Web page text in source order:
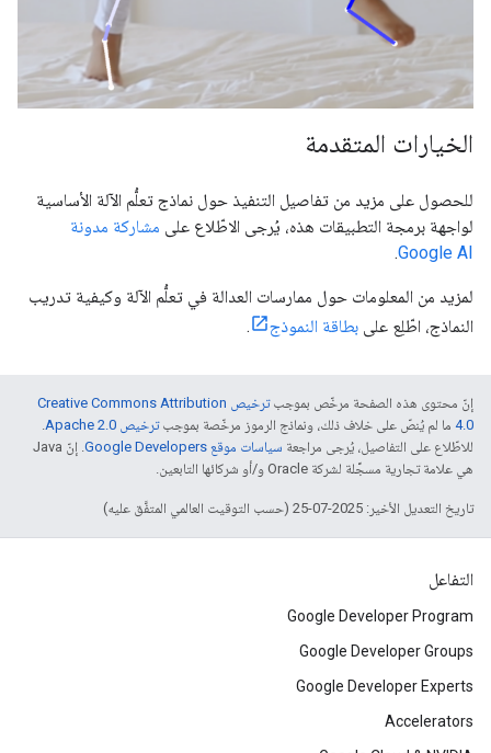
الخيارات المتقدمة
للحصول على مزيد من تفاصيل التنفيذ حول نماذج تعلُّم الآلة الأساسية
لواجهة برمجة التطبيقات هذه، يُرجى الاطّلاع على مشاركة مدونة
Google AI
.
لمزيد من المعلومات حول ممارسات العدالة في تعلُّم الآلة وكيفية تدريب
النماذج، اطّلِع على بطاقة النموذج .
إنّ محتوى هذه الصفحة مرخّص بموجب
ترخيص Creative Commons Attribution
4.0‏ ما لم يُنصّ على خلاف ذلك، ونماذج الرموز مرخّصة بموجبترخيص Apache 2.0‏
.
للاطّلاع على التفاصيل، يُرجى مراجعة سياسات موقع Google Developers‏
. إنّ Java
هي علامة تجارية مسجَّلة لشركة Oracle و/أو شركائها التابعين.
تاريخ التعديل الأخير: 2025-07-25 (حسب التوقيت العالمي المتفَّق عليه)
التفاعل
Google Developer Program
Google Developer Groups
Google Developer Experts
Accelerators